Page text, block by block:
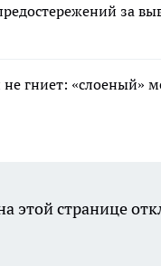
за
гниет: «слоеный»
этой странице